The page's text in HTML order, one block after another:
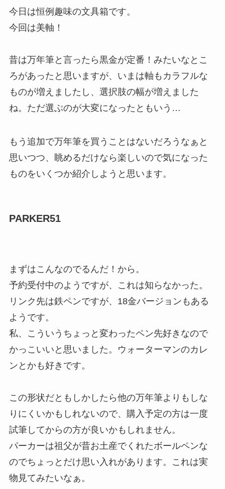
今日は恒例趣味の文具箱です。
今回は美軸！
昔は万年筆と言ったら黒金が定番！みたいなとこ
ろがあったと思いますが、いまは軸もカラフルな
ものが増えましたし、選択肢の幅が増えました
ね。ただ選ぶのが大変になったともいう…
もう追加で万年筆を買うことはないだろうなぁと
思いつつ、眺めるだけなら楽しいので気になった
ものをいくつか紹介しようと思います。
PARKER51
まずはこんなのでるんだ！から。
予約受付中のようですが、これは知らなかった。
リンク先は鉄ペンですが、18金バージョンもある
ようです。
私、こういうちょっと変わったペン先好きなので
かっこいいと思いました。ウォーターマンのカレ
ンとかも好きです。
この形状だともしかしたら他の万年筆よりもしな
りにくいかもしれないので、購入予定の方は一度
試筆してからの方が良いかもしれません。
パーカーは祖父が昔お土産でくれたボールペンな
のでちょっとだけ思い入れがあります。これは実
物見てみたいなぁ。